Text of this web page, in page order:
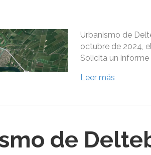
Urbanismo de
octubre de 2024,
Solicita un informe
Leer más
de